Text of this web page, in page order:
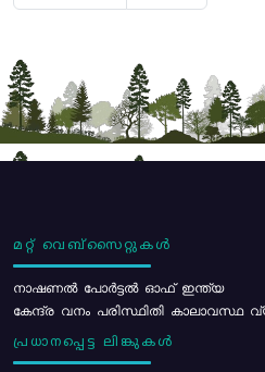
മറ്റ് വെബ്സൈറ്റുകൾ
നാഷണൽ പോർട്ടൽ ഓഫ് ഇന്ത്യ
കേന്ദ്ര വനം പരിസ്ഥിതി കാലാവസ്ഥ
പ്രധാനപ്പെട്ട ലിങ്കുകൾ